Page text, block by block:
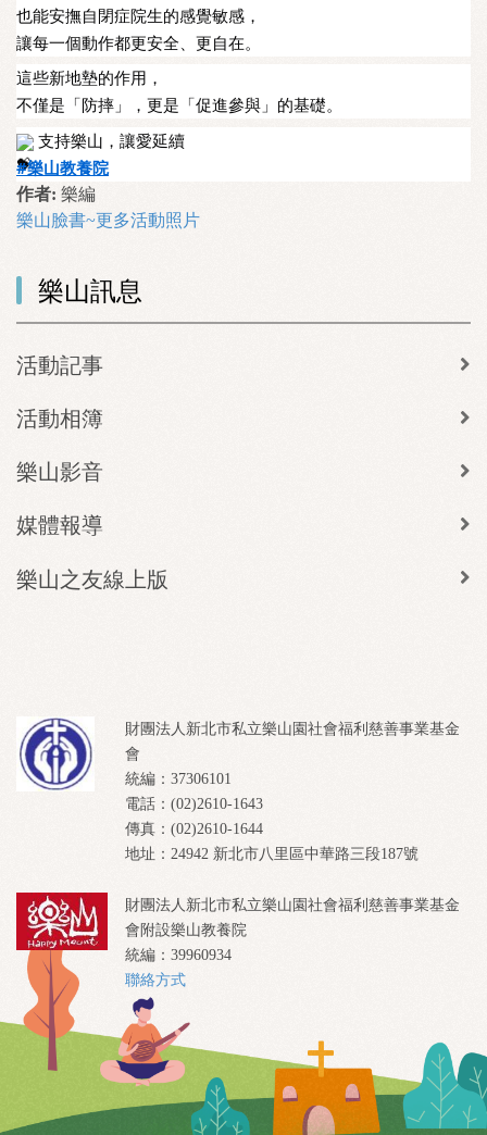
也能安撫自閉症院生的感覺敏感，
讓每一個動作都更安全、更自在。
這些新地墊的作用，
不僅是「防摔」，更是「促進參與」的基礎。
支持樂山，讓愛延續
#樂山教養院
作者: 樂編
樂山臉書~更多活動照片
樂山訊息
活動記事
活動相簿
樂山影音
媒體報導
樂山之友線上版
財團法人新北市私立樂山園社會福利慈善事業基金
會
統編：37306101
電話：(02)2610-1643
傳真：(02)2610-1644
地址：24942 新北市八里區中華路三段187號
財團法人新北市私立樂山園社會福利慈善事業基金
會附設樂山教養院
統編：39960934
聯絡方式